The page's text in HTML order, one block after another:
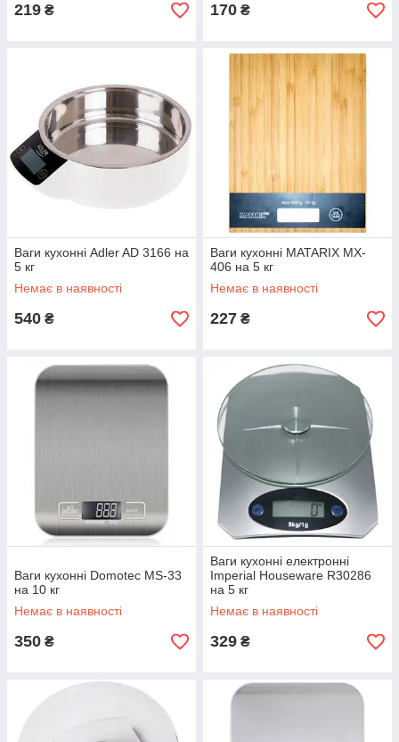
219 ₴ 170 ₴
Ваги кухонні Adler AD 3166 на
5 кг
Немає в наявності
540 ₴
Ваги кухонні MATARIX MX-
406 на 5 кг
Немає в наявності
227 ₴
Ваги кухонні Domotec MS-33
на 10 кг
Немає в наявності
350 ₴
Ваги кухонні електронні
Imperial Houseware R30286
на 5 кг
Немає в наявності
329 ₴